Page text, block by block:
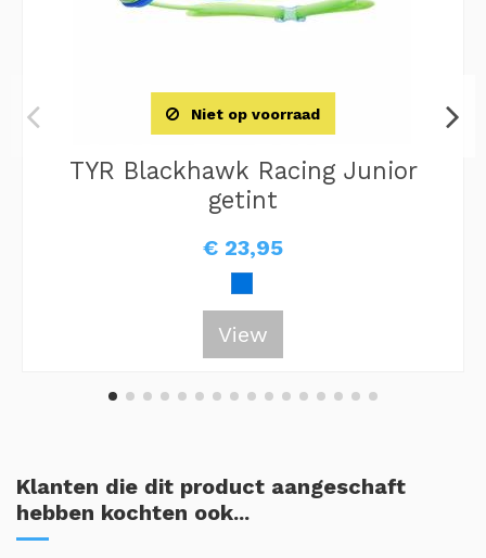
Niet op voorraad
TYR Blackhawk Racing Junior
getint
€ 23,95
View
Klanten die dit product aangeschaft
hebben kochten ook...